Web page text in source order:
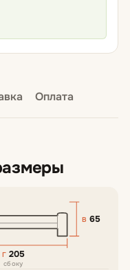
Оплата
Г205
В 65
сбоку